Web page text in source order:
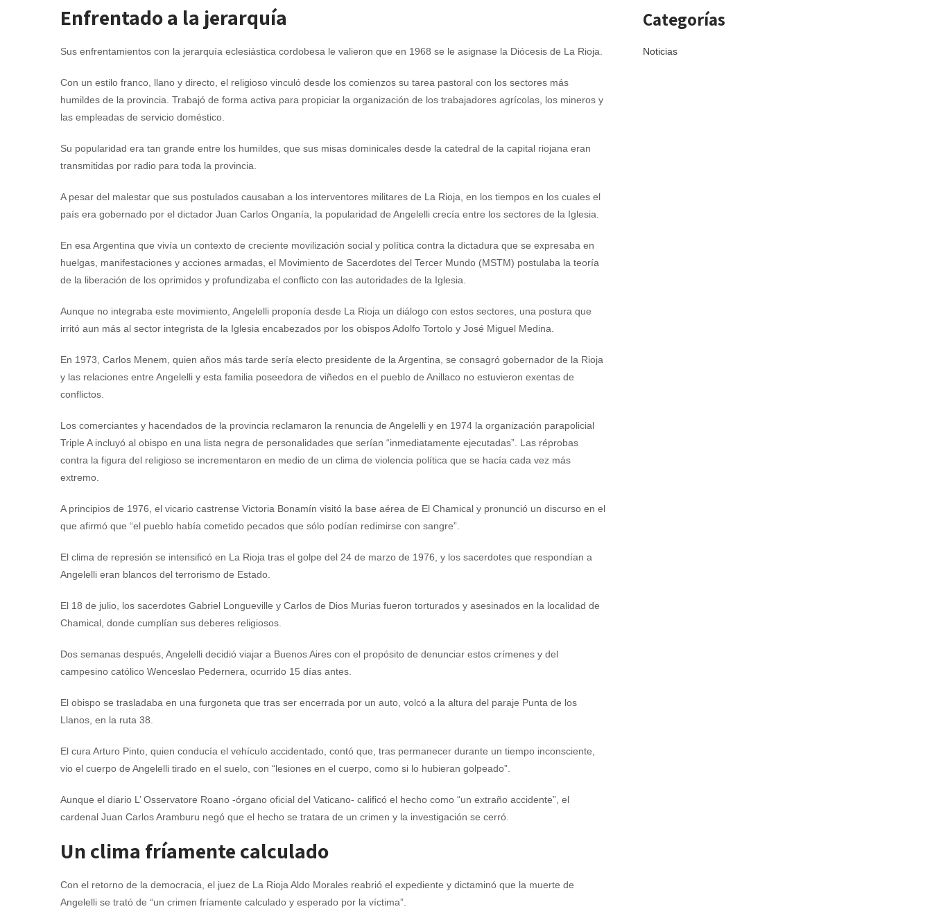
Enfrentado a la jerarquía
Sus enfrentamientos con la jerarquía eclesiástica cordobesa le valieron que en 1968 se le asignase la Diócesis de La Rioja.
Con un estilo franco, llano y directo, el religioso vinculó desde los comienzos su tarea pastoral con los sectores más
humildes de la provincia. Trabajó de forma activa para propiciar la organización de los trabajadores agrícolas, los mineros y
las empleadas de servicio doméstico.
Su popularidad era tan grande entre los humildes, que sus misas dominicales desde la catedral de la capital riojana eran
transmitidas por radio para toda la provincia.
A pesar del malestar que sus postulados causaban a los interventores militares de La Rioja, en los tiempos en los cuales el
país era gobernado por el dictador Juan Carlos Onganía, la popularidad de Angelelli crecía entre los sectores de la Iglesia.
En esa Argentina que vivía un contexto de creciente movilización social y política contra la dictadura que se expresaba en
huelgas, manifestaciones y acciones armadas, el Movimiento de Sacerdotes del Tercer Mundo (MSTM) postulaba la teoría
de la liberación de los oprimidos y profundizaba el conflicto con las autoridades de la Iglesia.
Aunque no integraba este movimiento, Angelelli proponía desde La Rioja un diálogo con estos sectores, una postura que
irritó aun más al sector integrista de la Iglesia encabezados por los obispos Adolfo Tortolo y José Miguel Medina.
En 1973, Carlos Menem, quien años más tarde sería electo presidente de la Argentina, se consagró gobernador de la Rioja
y las relaciones entre Angelelli y esta familia poseedora de viñedos en el pueblo de Anillaco no estuvieron exentas de
conflictos.
Los comerciantes y hacendados de la provincia reclamaron la renuncia de Angelelli y en 1974 la organización parapolicial
Triple A incluyó al obispo en una lista negra de personalidades que serían “inmediatamente ejecutadas”. Las réprobas
contra la figura del religioso se incrementaron en medio de un clima de violencia política que se hacía cada vez más
extremo.
A principios de 1976, el vicario castrense Victoria Bonamín visitó la base aérea de El Chamical y pronunció un discurso en el
que afirmó que “el pueblo había cometido pecados que sólo podían redimirse con sangre”.
El clima de represión se intensificó en La Rioja tras el golpe del 24 de marzo de 1976, y los sacerdotes que respondían a
Angelelli eran blancos del terrorismo de Estado.
El 18 de julio, los sacerdotes Gabriel Longueville y Carlos de Dios Murias fueron torturados y asesinados en la localidad de
Chamical, donde cumplían sus deberes religiosos.
Dos semanas después, Angelelli decidió viajar a Buenos Aires con el propósito de denunciar estos crímenes y del
campesino católico Wenceslao Pedernera, ocurrido 15 días antes.
El obispo se trasladaba en una furgoneta que tras ser encerrada por un auto, volcó a la altura del paraje Punta de los
Llanos, en la ruta 38.
El cura Arturo Pinto, quien conducía el vehículo accidentado, contó que, tras permanecer durante un tiempo inconsciente,
vio el cuerpo de Angelelli tirado en el suelo, con “lesiones en el cuerpo, como si lo hubieran golpeado”.
Aunque el diario L’ Osservatore Roano -órgano oficial del Vaticano- calificó el hecho como “un extraño accidente”, el
cardenal Juan Carlos Aramburu negó que el hecho se tratara de un crimen y la investigación se cerró.
Un clima fríamente calculado
Con el retorno de la democracia, el juez de La Rioja Aldo Morales reabrió el expediente y dictaminó que la muerte de
Angelelli se trató de “un crimen fríamente calculado y esperado por la víctima”.
Categorías
Noticias